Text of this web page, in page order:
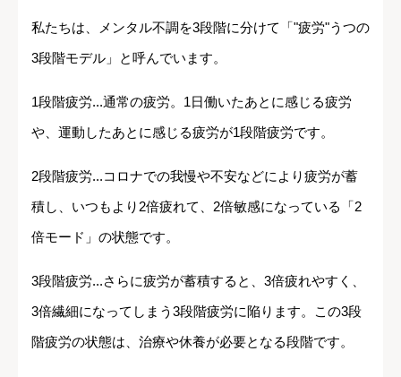
私たちは、メンタル不調を3段階に分けて「"疲労"うつの
3段階モデル」と呼んでいます。
1段階疲労...通常の疲労。1日働いたあとに感じる疲労
や、運動したあとに感じる疲労が1段階疲労です。
2段階疲労...コロナでの我慢や不安などにより疲労が蓄
積し、いつもより2倍疲れて、2倍敏感になっている「2
倍モード」の状態です。
3段階疲労...さらに疲労が蓄積すると、3倍疲れやすく、
3倍繊細になってしまう3段階疲労に陥ります。この3段
階疲労の状態は、治療や休養が必要となる段階です。